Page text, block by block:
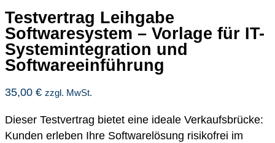
Testvertrag Leihgabe
Softwaresystem – Vorlage für IT-
Systemintegration und
Softwareeinführung
35,00 € zzgl. MwSt.
Dieser Testvertrag bietet eine ideale Verkaufsbrücke:
Kunden erleben Ihre Softwarelösung risikofrei im